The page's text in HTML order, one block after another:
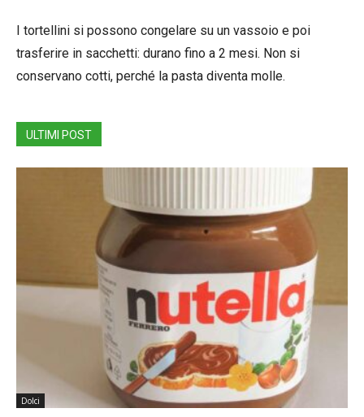
I tortellini si possono congelare su un vassoio e poi
trasferire in sacchetti: durano fino a 2 mesi. Non si
conservano cotti, perché la pasta diventa molle.
ULTIMI POST
Dolci